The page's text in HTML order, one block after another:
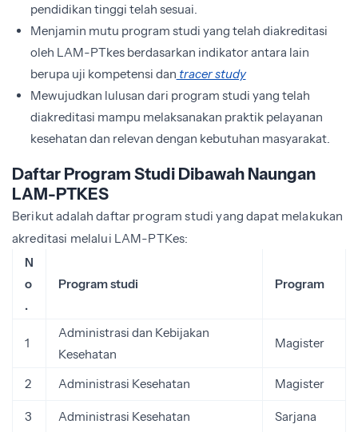
pendidikan tinggi telah sesuai.
Menjamin mutu program studi yang telah diakreditasi
oleh LAM-PTkes berdasarkan indikator antara lain
berupa uji kompetensi dan tracer study
Mewujudkan lulusan dari program studi yang telah
diakreditasi mampu melaksanakan praktik pelayanan
kesehatan dan relevan dengan kebutuhan masyarakat.
Daftar Program Studi Dibawah Naungan
LAM-PTKES
Berikut adalah daftar program studi yang dapat melakukan
akreditasi melalui LAM-PTKes:
N
o
.
Program studi Program
1
Administrasi dan Kebijakan
Kesehatan
Magister
2 Administrasi Kesehatan Magister
3 Administrasi Kesehatan Sarjana